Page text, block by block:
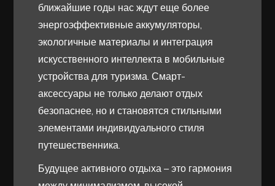
ближайшие годы нас ждут еще более
энергоэффективные аккумуляторы,
экологичные материалы и интеграция
искусственного интеллекта в мобильные
устройства для туризма. Смарт-
аксессуары не только делают отдых
безопаснее, но и становятся стильными
элементами индивидуального стиля
путешественника.
Будущее активного отдыха – это гармония